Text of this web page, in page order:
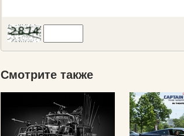
Смотрите также